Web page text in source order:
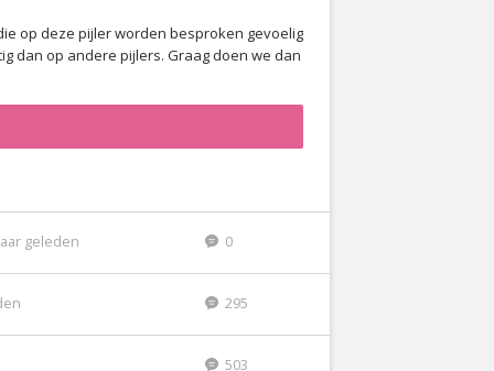
op deze pijler worden besproken gevoelig
dan op andere pijlers. Graag doen we dan
geleden 0
295
503